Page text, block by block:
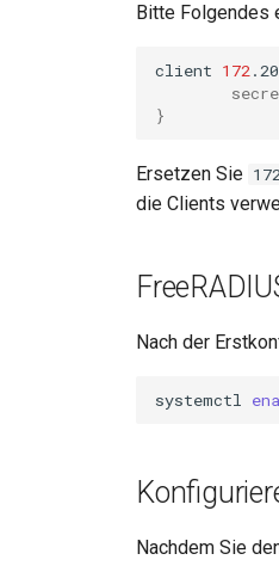
Bitte Folgendes
client 172
}
Ersetzen Sie
die Clients
Nach der
systemctl
Nachdem Sie